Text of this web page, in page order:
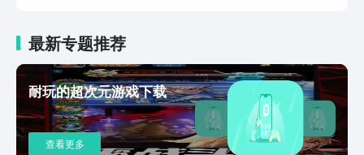
的英雄角色与核心资源均可通过探索战斗和挂机来获取，
确保公平的成长空间与游玩体验。游戏采用复古奇幻美术
风格，摒弃繁杂华丽的视觉特效，致力于还原经典冒险的
纯粹氛围，大家可以在新月大陆中逐步推进进程，探索未
知的领域来获取稀有道具和关键资源，持续助力帝国势力
的扩张与成长。游戏内置丰富的英雄，每位角色都拥有独
立的天赋树、专属技能与背景传记，等待着大家来收集解
最新专题推荐
耐玩的超次元游戏下载
查看更多